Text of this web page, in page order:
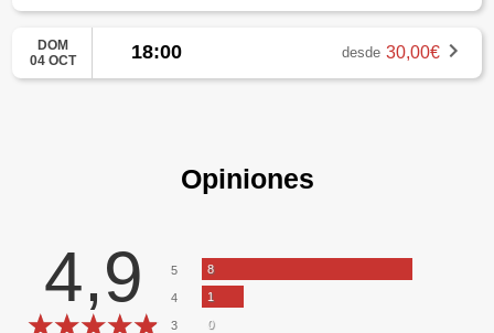
DOM
04 OCT
18:00 desde 30,00€
Opiniones
4,9 5 8
4 1
3 0